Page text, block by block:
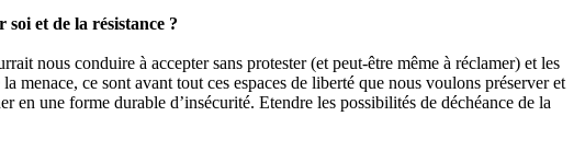
soi et de la résistance ?
nous conduire à accepter sans protester (et peut-être même à réclamer) et les
ce sont avant tout ces espaces de liberté que nous voulons préserver et
en une forme durable d’insécurité. Etendre les possibilités de déchéance de la